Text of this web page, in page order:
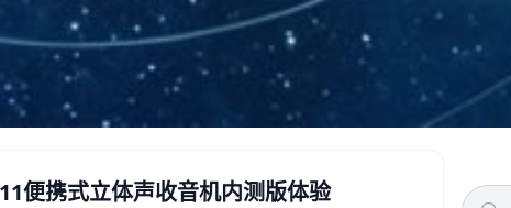
便携式立体声收音机内测版体验